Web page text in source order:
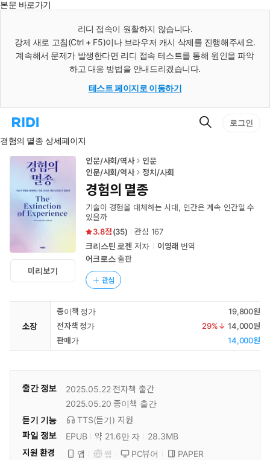
본문 바로가기
리디 접속이 원활하지 않습니다.
강제 새로 고침(Ctrl + F5)이나 브라우저 캐시 삭제를 진행해주세요.
계속해서 문제가 발생한다면 리디 접속 테스트를 통해 원인을 파악
하고 대응 방법을 안내드리겠습니다.
테스트 페이지로 이동하기
리
홈
로
검
로그인
경험의 멸종 상세페이지
미리보기
인문/사회/역사
인문
인문/사회/역사
정치/사회
경험의 멸종
기술이 경험을 대체하는 시대, 인간은 계속 인간일 수
있을까
3.8
(35) 관심 167
크리스틴 로젠 저자 이영래 번역
어크로스출판
관심
소장
종이책 정가
19,800원
전자책 정가
29%↓ 14,000원
판매가
14,000원
출간 정보 2025.05.22 전자책 출간
2025.05.20 종이책 출간
듣기 기능
TTS(듣기) 지원
파일 정보
EPUB 약 21.6만 자
28.3MB
지원 환경
앱 웹 PC뷰어
PAPER